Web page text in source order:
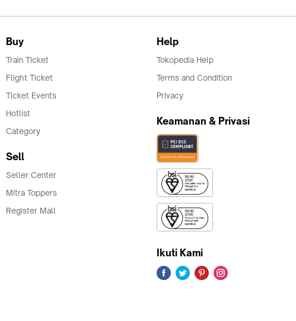
Buy
Train Ticket
Flight Ticket
Ticket Events
Hotlist
Category
Sell
Seller Center
Mitra Toppers
Register Mall
Help
Tokopedia Help
Terms and Condition
Privacy
Keamanan & Privasi
Ikuti Kami